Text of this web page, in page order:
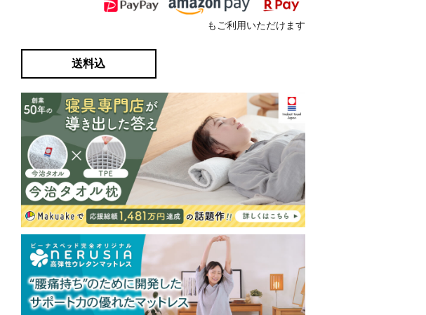
もご利用いただけます
送料込